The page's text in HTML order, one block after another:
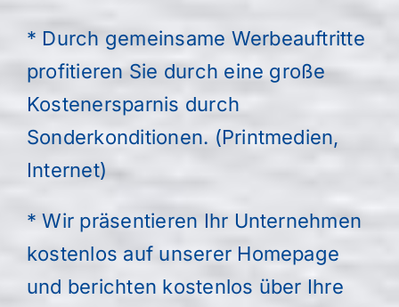
* Durch gemeinsame Werbeauftritte
profitieren Sie durch eine große
Kostenersparnis durch
Sonderkonditionen. (Printmedien,
Internet)
* Wir präsentieren Ihr Unternehmen
kostenlos auf unserer Homepage
und berichten kostenlos über Ihre